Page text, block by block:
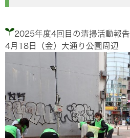
2025年度4回目の清掃活動報告
4月18日（金）大通り公園周辺